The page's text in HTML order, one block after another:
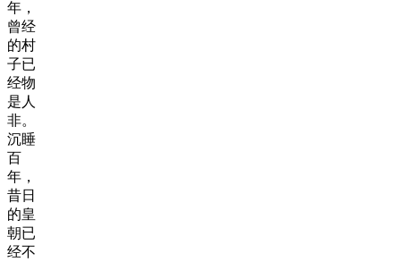
年，
曾经
的村
子已
经物
是人
非。
沉睡
百
年，
昔日
的皇
朝已
经不